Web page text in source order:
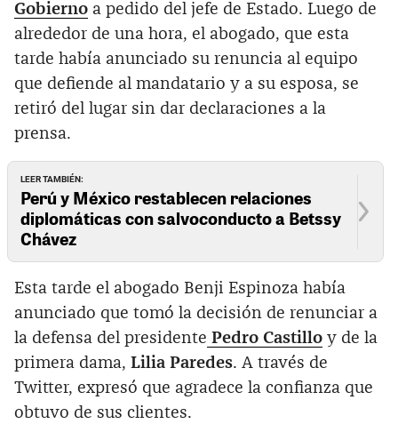
Gobierno a pedido del jefe de Estado. Luego de
alrededor de una hora, el abogado, que esta
tarde había anunciado su renuncia al equipo
que defiende al mandatario y a su esposa, se
retiró del lugar sin dar declaraciones a la
prensa.
LEER TAMBIÉN:
Perú y México restablecen relaciones
diplomáticas con salvoconducto a Betssy
Chávez
Esta tarde el abogado Benji Espinoza había
anunciado que tomó la decisión de renunciar a
la defensa del presidente Pedro Castillo y de la
primera dama, Lilia Paredes. A través de
Twitter, expresó que agradece la confianza que
obtuvo de sus clientes.